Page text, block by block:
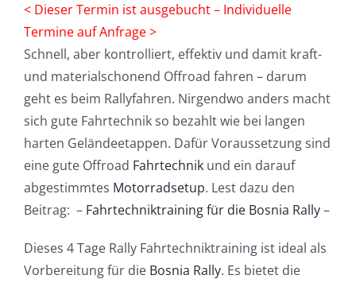
< Dieser Termin ist ausgebucht – Individuelle
Termine auf Anfrage >
Schnell, aber kontrolliert, effektiv und damit kraft-
und materialschonend Offroad fahren – darum
geht es beim Rallyfahren. Nirgendwo anders macht
sich gute Fahrtechnik so bezahlt wie bei langen
harten Geländeetappen. Dafür Voraussetzung sind
eine gute Offroad Fahrtechnik und ein darauf
abgestimmtes Motorradsetup. Lest dazu den
Beitrag: – Fahrtechniktraining für die Bosnia Rally–
Dieses 4 Tage Rally Fahrtechniktraining ist ideal als
Vorbereitung für die Bosnia Rally. Es bietet die